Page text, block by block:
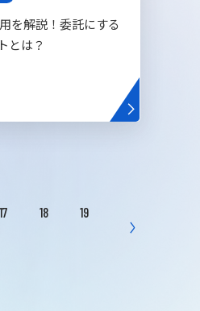
を解説！委託にする
とは？
17 18
19